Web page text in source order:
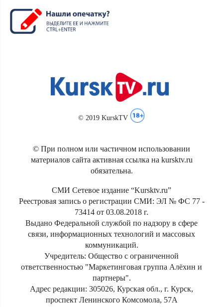
© 2019 KurskTV
© При полном или частичном использовании
материалов сайта активная ссылка на kursktv.ru
обязательна.
СМИ Сетевое издание “Kursktv.ru”
Реестровая запись о регистрации СМИ: ЭЛ № ФС 77 -
73414 от 03.08.2018 г.
Выдано Федеральной службой по надзору в сфере
связи, информационных технологий и массовых
коммуникаций.
Учредитель: Общество с ограниченной
ответственностью "Маркетинговая группа Алёхин и
партнеры".
Адрес редакции: 305026, Курская обл., г. Курск,
проспект Ленинского Комсомола, 57А